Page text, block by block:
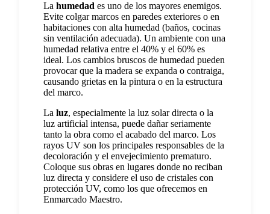
La humedad es uno de los mayores enemigos.
Evite colgar marcos en paredes exteriores o en
habitaciones con alta humedad (baños, cocinas
sin ventilación adecuada). Un ambiente con una
humedad relativa entre el 40% y el 60% es
ideal. Los cambios bruscos de humedad pueden
provocar que la madera se expanda o contraiga,
causando grietas en la pintura o en la estructura
del marco.
La luz, especialmente la luz solar directa o la
luz artificial intensa, puede dañar seriamente
tanto la obra como el acabado del marco. Los
rayos UV son los principales responsables de la
decoloración y el envejecimiento prematuro.
Coloque sus obras en lugares donde no reciban
luz directa y considere el uso de cristales con
protección UV, como los que ofrecemos en
Enmarcado Maestro.